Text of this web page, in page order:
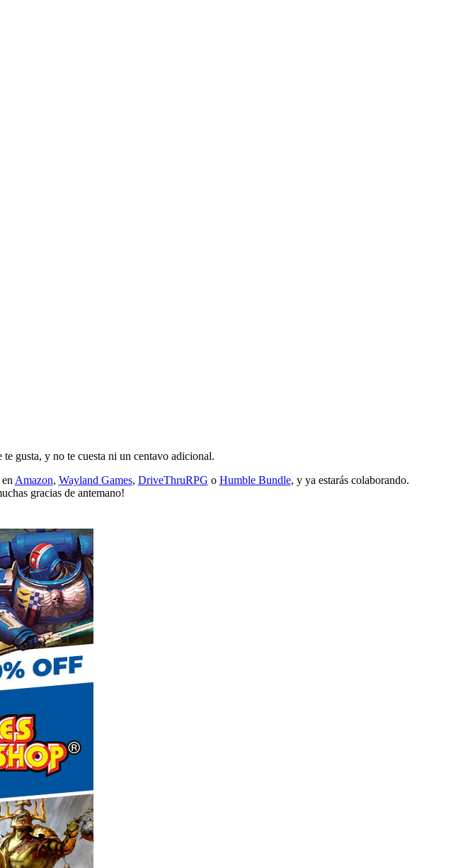
gusta, y no te cuesta ni un centavo adicional.
Amazon, Wayland Games, DriveThruRPG o Humble Bundle, y ya estarás colaborando.
gracias de antemano!